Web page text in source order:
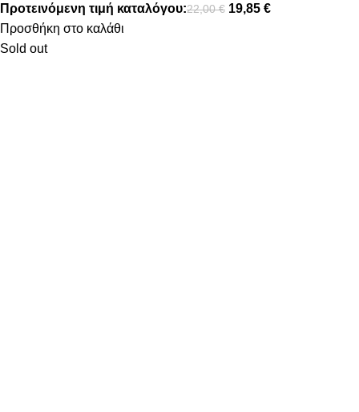
Προτεινόμενη τιμή καταλόγου:22,00€ 19,85 €
Προσθήκη στο καλάθι
Sold out